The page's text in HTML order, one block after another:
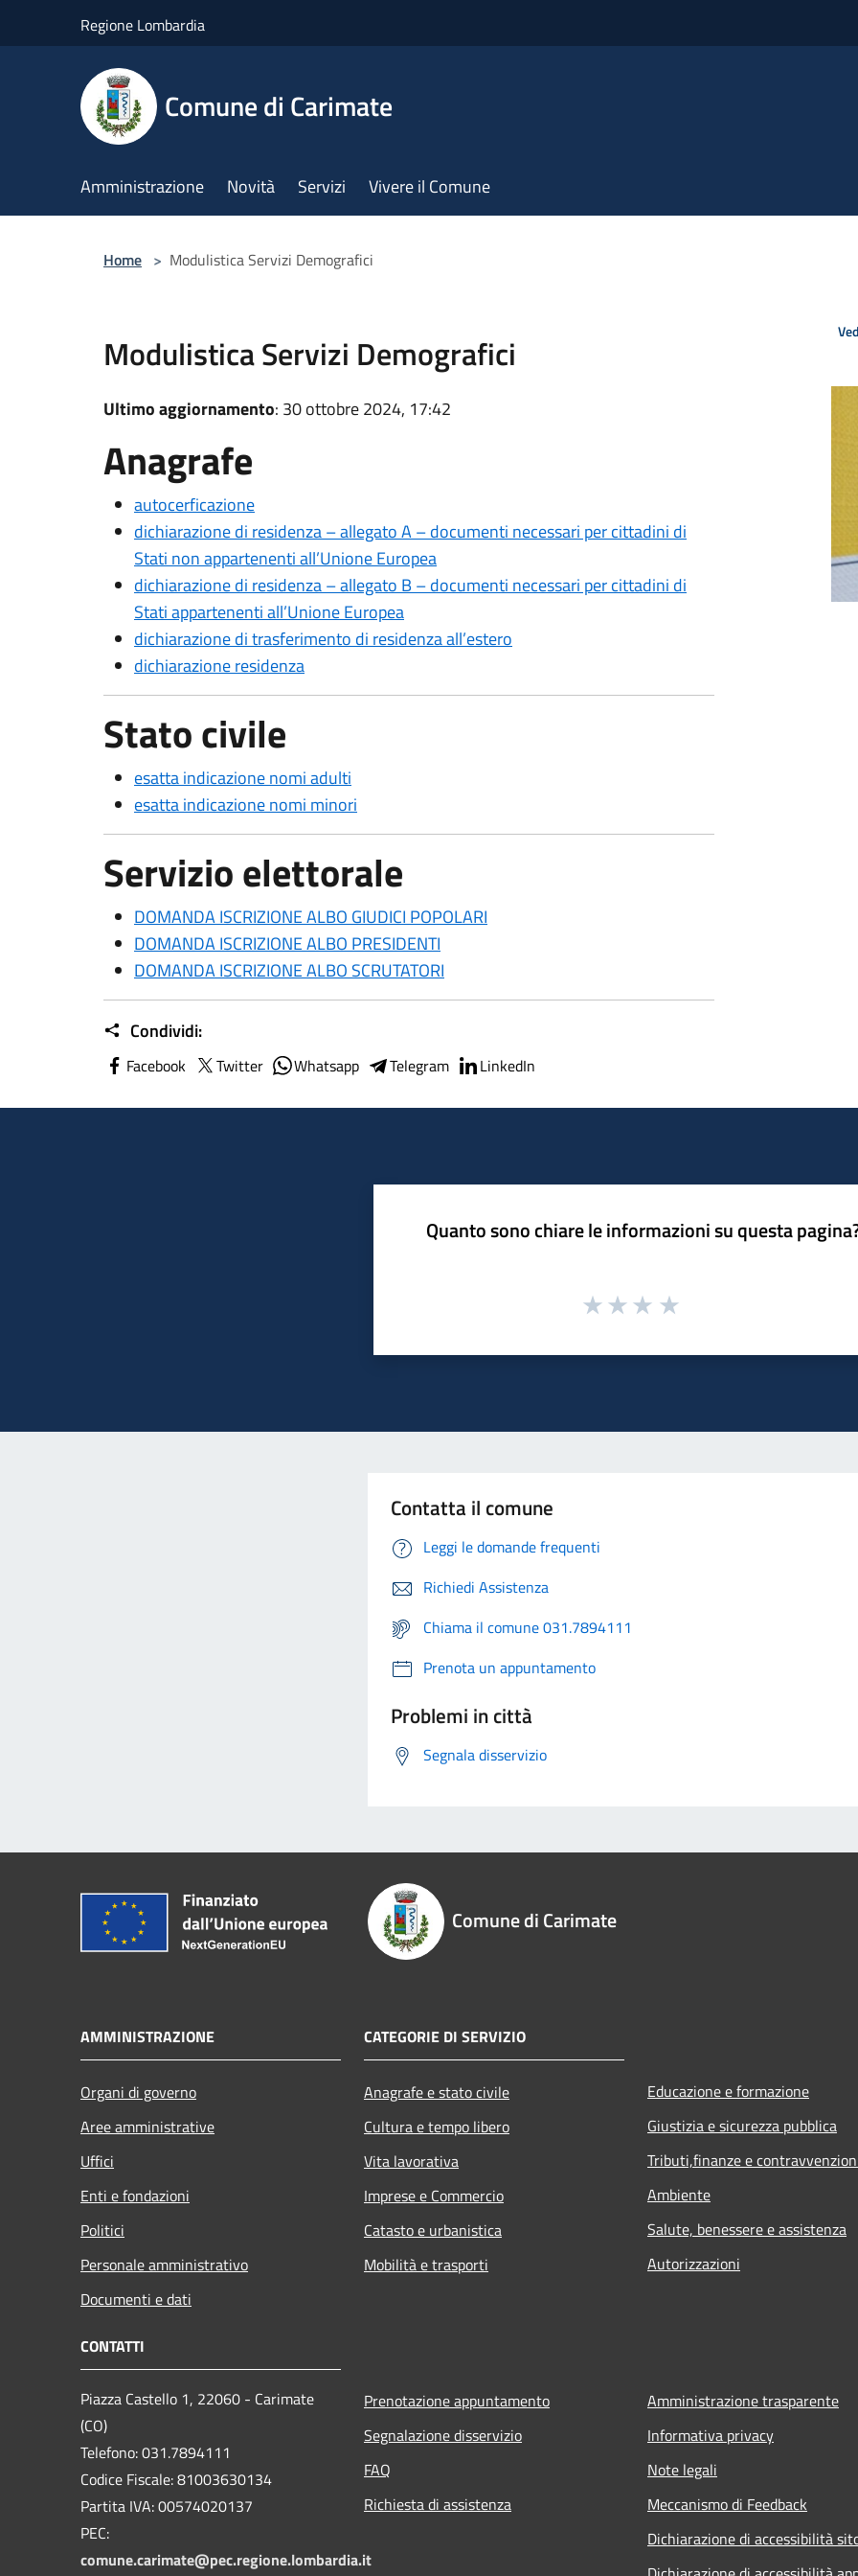
Regione Lombardia
Comune di Carimate
Amministrazione Novità Servizi Vivere il Comune
Home > Modulistica Servizi Demografici
Modulistica Servizi Demografici
Ultimo aggiornamento: 30 ottobre 2024, 17:42
Anagrafe
autocerficazione
dichiarazione di residenza – allegato A – documenti necessari per cittadini di
Stati non appartenenti all’Unione Europea
dichiarazione di residenza – allegato B – documenti necessari per cittadini di
Stati appartenenti all’Unione Europea
dichiarazione di trasferimento di residenza all’estero
dichiarazione residenza
Stato civile
esatta indicazione nomi adulti
esatta indicazione nomi minori
Servizio elettorale
DOMANDA ISCRIZIONE ALBO GIUDICI POPOLARI
DOMANDA ISCRIZIONE ALBO PRESIDENTI
DOMANDA ISCRIZIONE ALBO SCRUTATORI
Condividi:
Facebook Twitter Whatsapp Telegram LinkedIn
Quanto sono chiare le informazioni su questa
Contatta il comune
Leggi le domande frequenti
Richiedi Assistenza
Chiama il comune 031.7894111
Prenota un appuntamento
Problemi in città
Segnala disservizio
Comune di Carimate
AMMINISTRAZIONE
Organi di governo
Aree amministrative
Uffici
Enti e fondazioni
Politici
Personale amministrativo
Documenti e dati
CATEGORIE DI SERVIZIO
Anagrafe e stato civile
Cultura e tempo libero
Vita lavorativa
Imprese e Commercio
Catasto e urbanistica
Mobilità e trasporti
Educazione e formazione
Giustizia e sicurezza pubblica
Tributi,finanze e
Ambiente
Salute, benessere e assistenza
Autorizzazioni
CONTATTI
Piazza Castello 1, 22060 - Carimate
(CO)
Telefono: 031.7894111
Codice Fiscale: 81003630134
Partita IVA: 00574020137
PEC:
comune.carimate@pec.regione.lombardia.it
Prenotazione appuntamento
Segnalazione disservizio
FAQ
Richiesta di assistenza
Amministrazione trasparente
Informativa privacy
Note legali
Meccanismo di Feedback
Dichiarazione di accessibilità